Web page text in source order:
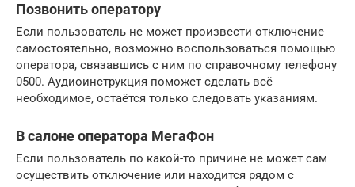
Позвонить оператору
Если пользователь не может произвести отключение
самостоятельно, возможно воспользоваться помощью
оператора, связавшись с ним по справочному телефону
0500. Аудиоинструкция поможет сделать всё
необходимое, остаётся только следовать указаниям.
В салоне оператора МегаФон
Если пользователь по какой-то причине не может сам
осуществить отключение или находится рядом с